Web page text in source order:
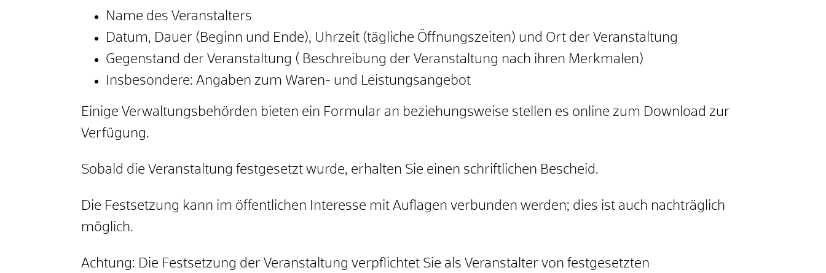
Name des Veranstalters
Datum, Dauer (Beginn und Ende), Uhrzeit (tägliche Öffnungszeiten) und Ort der Veranstaltung
Gegenstand der Veranstaltung ( Beschreibung der Veranstaltung nach ihren Merkmalen)
Insbesondere: Angaben zum Waren- und Leistungsangebot
Einige Verwaltungsbehörden bieten ein Formular an beziehungsweise stellen es online zum Download zur
Verfügung.
Sobald die Veranstaltung festgesetzt wurde, erhalten Sie einen schriftlichen Bescheid.
Die Festsetzung kann im öffentlichen Interesse mit Auflagen verbunden werden; dies ist auch nachträglich
möglich.
Achtung: Die Festsetzung der Veranstaltung verpflichtet Sie als Veranstalter von festgesetzten